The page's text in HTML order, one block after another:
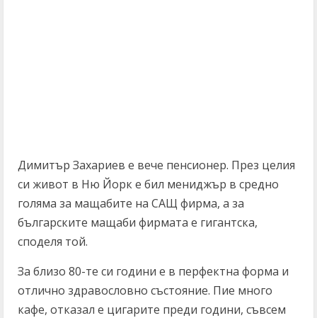
Димитър Захариев е вече пенсионер. През целия
си живот в Ню Йорк е бил мениджър в средно
голяма за мащабите на САЩ фирма, а за
българските мащаби фирмата е гигантска,
споделя той.
За близо 80-те си години е в перфектна форма и
отлично здравословно състояние. Пие много
кафе, отказал е цигарите преди години, съвсем